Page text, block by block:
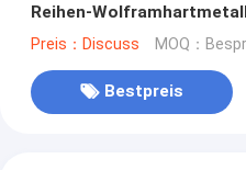
Reihen-
Preis：Discuss MOQ：
Bestpreis